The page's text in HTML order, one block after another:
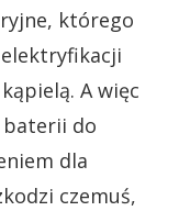
którego
A więc
baterii do
dla
czemuś,